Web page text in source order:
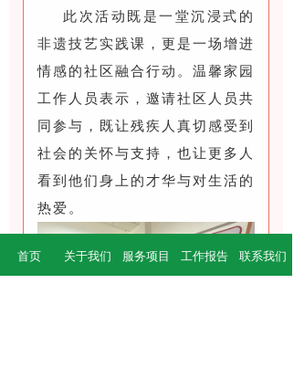
此次活动既是一堂沉浸式的
非遗技艺实践课，更是一场增进
情感的社区融合行动。温馨家园
工作人员表示，邀请社区人员共
同参与，既让残疾人真切感受到
社会的关怀与支持，也让更多人
看到他们身上的才华与对生活的
热爱。
首页 关于我们 服务项目 工作报告 联系我们